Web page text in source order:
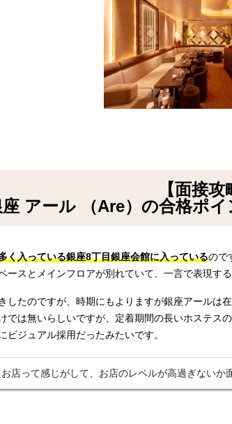
【面接攻
アール （Are）の合格ポ
く入っている銀座8丁目銀座会館に入っているので
ースとメインフロアが別れていて、一言で表現す
したのですが、時期にもよりますが銀座アールは
では無いらしいですが、定着期間の長いホステス
ビジュアル採用だったみたいです。
店って感じがして、お店のレベルが高過ぎないか